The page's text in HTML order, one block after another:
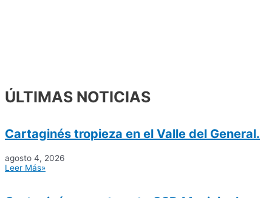
ÚLTIMAS NOTICIAS
Cartaginés tropieza en el Valle del General.
agosto 4, 2026
Leer Más»